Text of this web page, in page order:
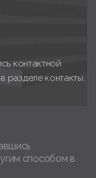
контактной
контакты.
способом в